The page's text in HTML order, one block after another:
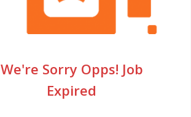
We're Sorry Opps! Job
Expired